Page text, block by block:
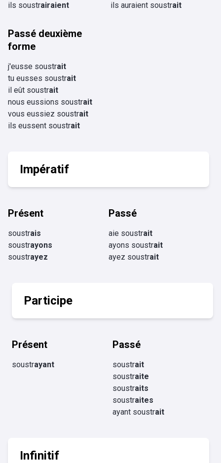
ils soustrairaient ils auraient soustrait
Passé deuxième
forme
j'eusse soustrait
tu eusses soustrait
il eût soustrait
nous eussions soustrait
vous eussiez soustrait
ils eussent soustrait
Impératif
Présent
soustrais
soustrayons
soustrayez
Passé
aie soustrait
ayons soustrait
ayez soustrait
Participe
Présent
soustrayant
Passé
soustrait
soustraite
soustraits
soustraites
ayant soustrait
Infinitif